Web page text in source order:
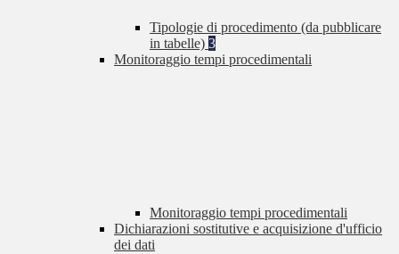
Tipologie di procedimento (da pubblicare
in tabelle) 3
Monitoraggio tempi procedimentali
Monitoraggio tempi procedimentali
Dichiarazioni sostitutive e acquisizione d'ufficio
dei dati